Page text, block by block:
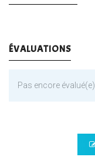
ÉVALUATIONS
Pas encore évalué(e)